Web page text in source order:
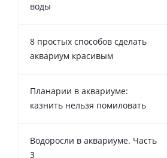
воды
8 простых способов сделать
аквариум красивым
Планарии в аквариуме:
казнить нельзя помиловать
Водоросли в аквариуме. Часть
3